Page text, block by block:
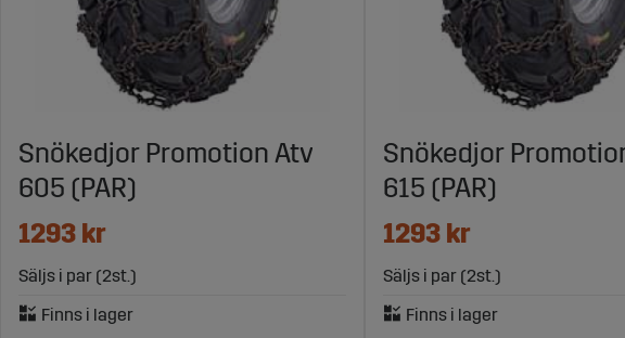
Snökedjor Promotion Atv
605 (PAR)
1293 kr
Säljs i par (2st.)
Snökedjor
615 (PAR)
1293 kr
Säljs i par (2st.)